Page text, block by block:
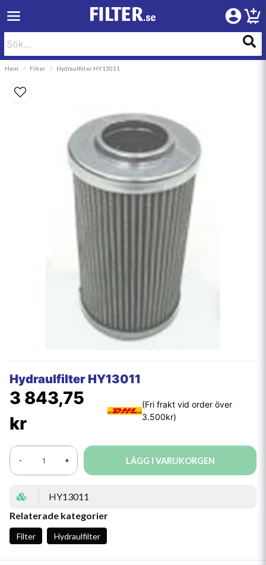
Hem Filter Hydraulfilter HY13011
Hydraulfilter HY13011
3 843,75
kr
- + LÄGG I VARUKORGEN
HY13011
Relaterade kategorier
Filter Hydraulfilter